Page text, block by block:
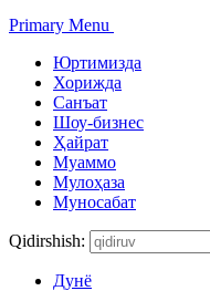
Primary Menu
Юртимизда
Хорижда
Санъат
Шоу-бизнес
Ҳайрат
Муаммо
Мулоҳаза
Муносабат
Qidirshish:
Дунё